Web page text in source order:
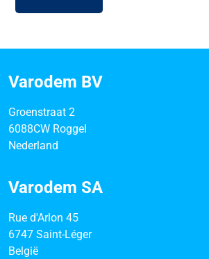
Varodem BV
Groenstraat 2
6088CW Roggel
Nederland
Varodem SA
Rue d'Arlon 45
6747 Saint-Léger
België